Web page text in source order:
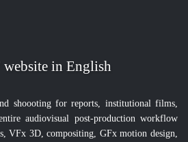
website in English
shoooting for reports, institutional films,
audiovisual post-production workflow
VFx 3D, compositing, GFx motion design,